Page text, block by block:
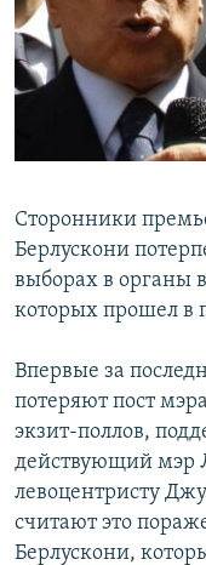
РАСПИСАНИЕ
ПОДПИШИТЕСЬ НА
СОЦИАЛЬНЫЕ СЕТИ
Все сайты РСЕ/РС
Сторонники
Берлускони
выборах в органы
которых прошел в
Впервые за
потеряют пост
экзит-поллов,
действующий мэр
левоцентристу
считают это
Берлускони,